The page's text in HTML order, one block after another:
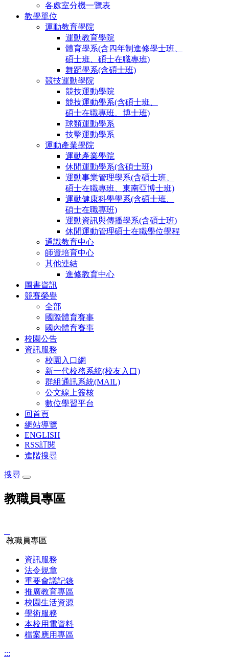
各處室分機一覽表
教學單位
運動教育學院
運動教育學院
體育學系(含四年制進修學士班、
碩士班、碩士在職專班)
舞蹈學系(含碩士班)
競技運動學院
競技運動學院
競技運動學系(含碩士班、
碩士在職專班、博士班)
球類運動學系
技擊運動學系
運動產業學院
運動產業學院
休閒運動學系(含碩士班)
運動事業管理學系(含碩士班、
碩士在職專班、東南亞博士班)
運動健康科學學系(含碩士班、
碩士在職專班)
運動資訊與傳播學系(含碩士班)
休閒運動管理碩士在職學位學程
通識教育中心
師資培育中心
其他連結
進修教育中心
圖書資訊
競賽榮譽
全部
國際體育賽事
國內體育賽事
校園公告
資訊服務
校園入口網
新一代校務系統(校友入口)
群組通訊系統(MAIL)
公文線上簽核
數位學習平台
回首頁
網站導覽
ENGLISH
RSS訂閱
進階搜尋
搜尋
教職員專區
教職員專區
資訊服務
法令規章
重要會議記錄
推廣教育專區
校園生活資源
學術服務
本校用電資料
檔案應用專區
:::